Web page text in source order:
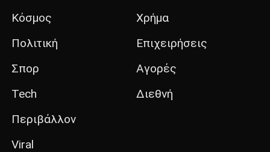
Κόσμος
Πολιτική
Σπορ
Tech
Περιβάλλον
Viral
Χρήμα
Επιχειρήσεις
Αγορές
Διεθνή